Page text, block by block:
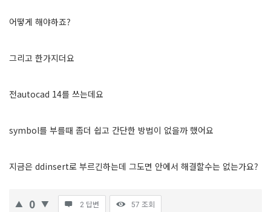
어떻게 해야하죠?
그리고 한가지더요
전autocad 14를 쓰는데요
symbol를 부를때 좀더 쉽고 간단한 방법이 없을까 했어요
지금은 ddinsert로 부르긴하는데 그도면 안에서 해결할수는 없는가요?
0 2 답변 57 조회